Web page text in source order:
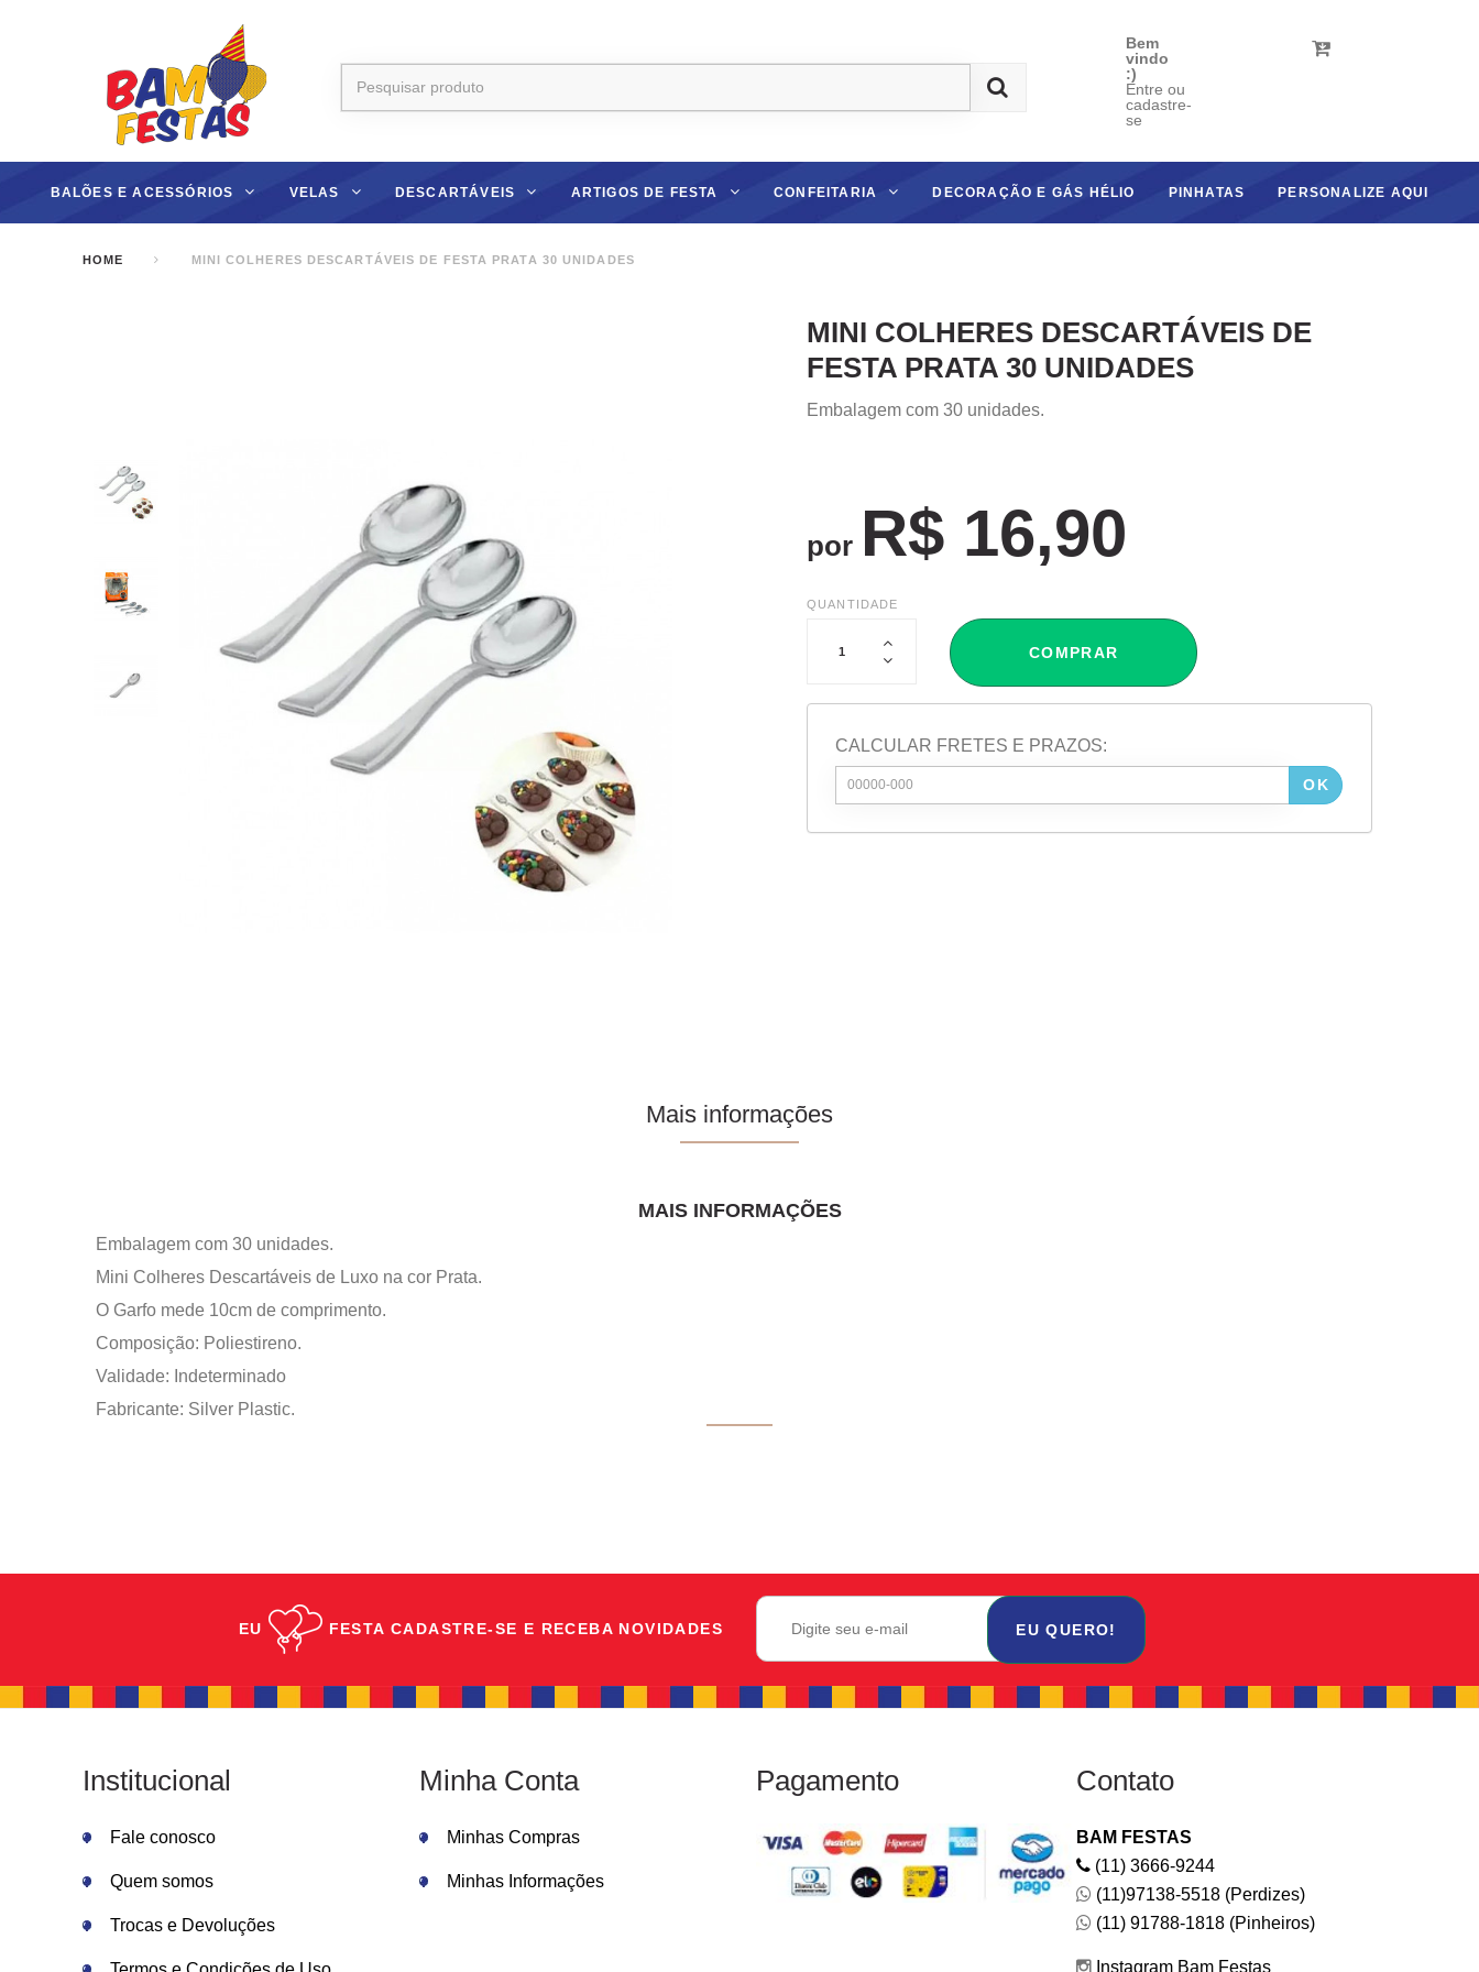
Bem
vindo
:)
Entre ou
cadastre-
se
BALÕES E ACESSÓRIOS VELAS DESCARTÁVEIS ARTIGOS DE FESTA CONFEITARIA DECORAÇÃO E GÁS HÉLIO PINHATAS PERSONALIZE AQUI
HOME MINI COLHERES DESCARTÁVEIS DE FESTA PRATA 30 UNIDADES
MINI COLHERES DESCARTÁVEIS DE
FESTA PRATA 30 UNIDADES
Embalagem com 30 unidades.
por R$ 16,90
QUANTIDADE
COMPRAR
CALCULAR FRETES E PRAZOS:
OK
Mais informações
MAIS INFORMAÇÕES
Embalagem com 30 unidades.
Mini Colheres Descartáveis de Luxo na cor Prata.
O Garfo mede 10cm de comprimento.
Composição: Poliestireno.
Validade: Indeterminado
Fabricante: Silver Plastic.
EU FESTA CADASTRE-SE E RECEBA NOVIDADES EU QUERO!
Institucional
Fale conosco
Quem somos
Trocas e Devoluções
Minha Conta
Minhas Compras
Minhas Informações
Pagamento Contato
BAM FESTAS
(11) 3666-9244
(11)97138-5518 (Perdizes)
(11) 91788-1818 (Pinheiros)
Instagram Bam Festas